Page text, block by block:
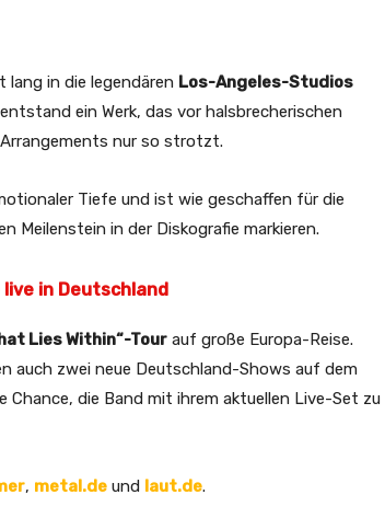
lang in die legendären Los-Angeles-Studios
ein Werk, das vor halsbrecherischen
nur so strotzt.
Tiefe und ist wie geschaffen für die
Meilenstein in der Diskografie markieren.
live in Deutschland
Lies Within“-Tour auf große Europa-Reise.
auch zwei neue Deutschland-Shows auf dem
Chance, die Band mit ihrem aktuellen Live-Set zu
, metal.de und laut.de.